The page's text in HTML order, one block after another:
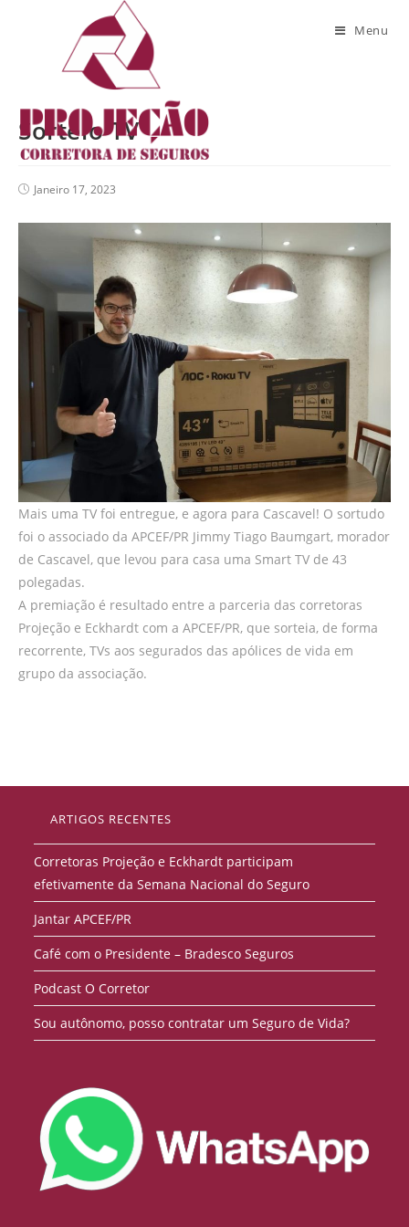
Menu
Sorteio TV
Janeiro 17, 2023
Mais uma TV foi entregue, e agora para Cascavel! O sortudo
foi o associado da APCEF/PR Jimmy Tiago Baumgart, morador
de Cascavel, que levou para casa uma Smart TV de 43
polegadas.
A premiação é resultado entre a parceria das corretoras
Projeção e Eckhardt com a APCEF/PR, que sorteia, de forma
recorrente, TVs aos segurados das apólices de vida em
grupo da associação.
ARTIGOS RECENTES
Corretoras Projeção e Eckhardt participam
efetivamente da Semana Nacional do Seguro
Jantar APCEF/PR
Café com o Presidente – Bradesco Seguros
Podcast O Corretor
Sou autônomo, posso contratar um Seguro de Vida?